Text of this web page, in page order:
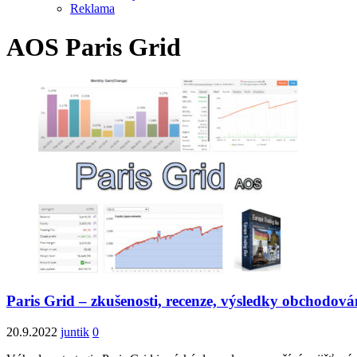
Reklama
AOS Paris Grid
Paris Grid – zkušenosti, recenze, výsledky
20.9.2022 juntik 0